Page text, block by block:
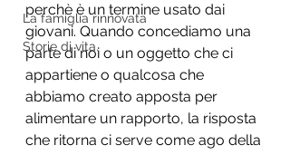
La famiglia rinnovata
Storie di vita.
perchè è un termine usato dai
giovani. Quando concediamo una
parte di noi o un oggetto che ci
appartiene o qualcosa che
abbiamo creato apposta per
alimentare un rapporto, la risposta
che ritorna ci serve come ago della